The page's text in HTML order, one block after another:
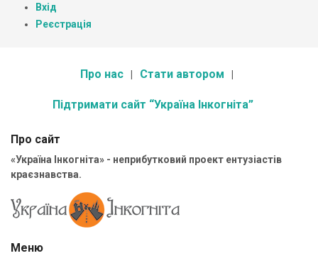
Вхід
Реєстрація
Про нас Стати автором
Підтримати сайт “Україна Інкогніта”
Про сайт
«Україна Інкогніта» - неприбутковий проект ентузіастів
краєзнавства.
Меню